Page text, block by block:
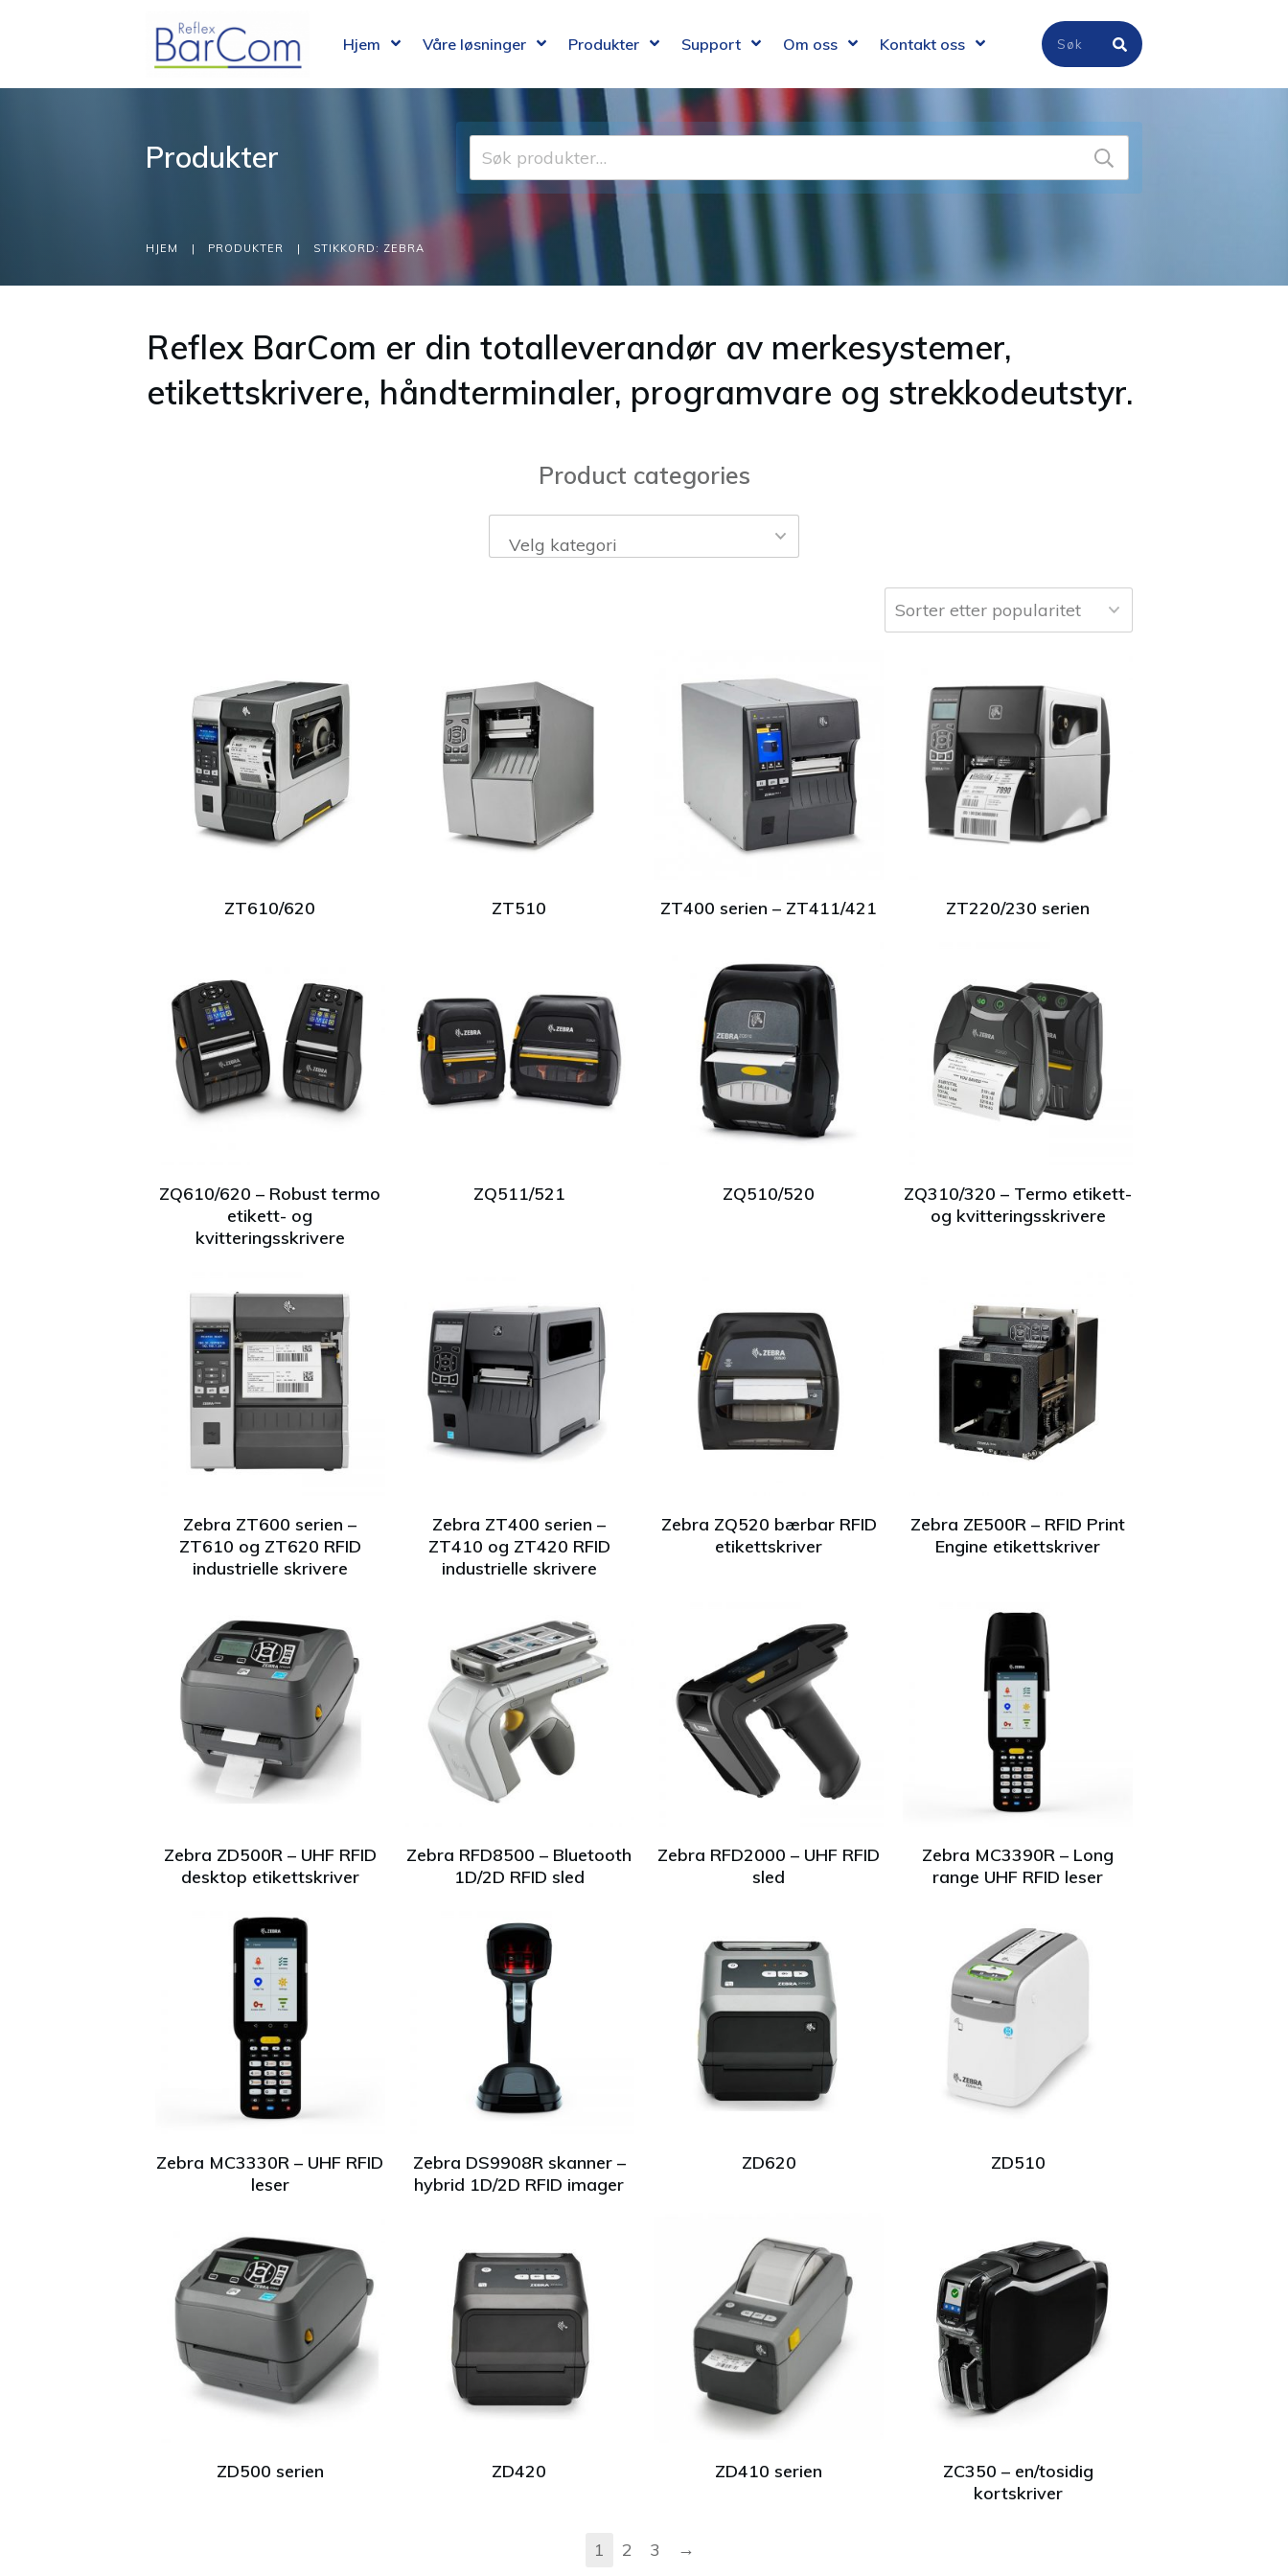
Hjem Våre løsninger Produkter Support Om oss Kontakt oss
Produkter
Søk
etter:
HJEM | PRODUKTER | STIKKORD: ZEBRA
Reflex BarCom er din totalleverandør av merkesystemer,
etikettskrivere, håndterminaler, programvare og strekkodeutstyr.
Product categories
Velg kategori
ZT610/620 ZT510 ZT400 serien – ZT411/421 ZT220/230 serien
ZQ610/620 – Robust termo
etikett- og
kvitteringsskrivere
ZQ511/521 ZQ510/520
ZQ310/320 – Termo etikett-
og kvitteringsskrivere
Zebra ZT600 serien –
ZT610 og ZT620 RFID
industrielle skrivere
Zebra ZT400 serien –
ZT410 og ZT420 RFID
industrielle skrivere
Zebra ZQ520 bærbar RFID
etikettskriver
Zebra ZE500R – RFID Print
Engine etikettskriver
Zebra ZD500R – UHF RFID
desktop etikettskriver
Zebra RFD8500 – Bluetooth
1D/2D RFID sled
Zebra RFD2000 – UHF RFID
sled
Zebra MC3390R – Long
range UHF RFID leser
Zebra MC3330R – UHF RFID
leser
Zebra DS9908R skanner –
hybrid 1D/2D RFID imager
ZD620 ZD510
ZD500 serien ZD420 ZD410 serien
ZC350 – en/tosidig
kortskriver
1 2 3 →